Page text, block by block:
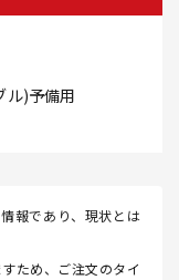
ル)予備用
報であり、現状とは
ため、ご注文のタイ